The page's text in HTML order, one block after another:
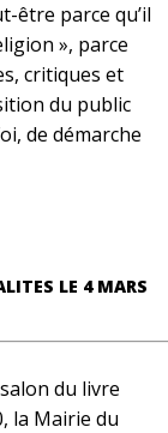
être parce qu’il
», parce
critiques et
du public
de démarche
LE 4 MARS
du livre
la Mairie du